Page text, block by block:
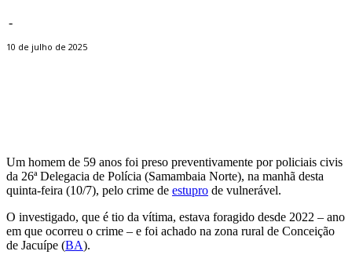
-
10 de julho de 2025
Um homem de 59 anos foi preso preventivamente por policiais civis
da 26ª Delegacia de Polícia (Samambaia Norte), na manhã desta
quinta-feira (10/7), pelo crime de estupro de vulnerável.
O investigado, que é tio da vítima, estava foragido desde 2022 – ano
em que ocorreu o crime – e foi achado na zona rural de Conceição
de Jacuípe (BA).